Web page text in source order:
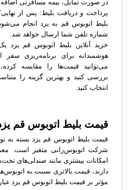
در صورت تمایل، بیمه مسافرتی اضافه
پرداخت و دریافت بلیط: پس از
بلیط اتوبوس قم به يزد انجام
شماره تلفن شما ارسال خواهد شد.
خرید آنلاین بلیط اتوبوس قم
هوشمندانه برای برنامه‌ریزی سفر
می‌توانید قیمت‌ها را مقایسه
بررسی کنید و بهترین گزینه را
انتخاب کنید.
قیمت بلیط اتوبوس قم
قیمت بلیط اتوبوس قم يزد بسته به
امکانات بیشتری مانند صندلی‌های
دارند، قیمت بالاتری نسبت به
مؤثر بر قیمت بلیط اتوبوس قم يزد